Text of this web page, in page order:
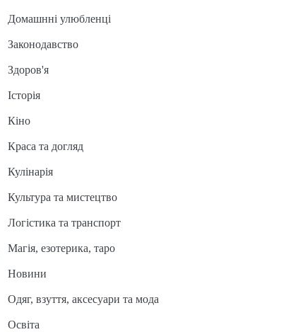
Домашнні улюбленці
Законодавство
Здоров'я
Історія
Кіно
Краса та догляд
Кулінарія
Культура та мистецтво
Логістика та транспорт
Магія, езотерика, таро
Новини
Одяг, взуття, аксесуари та мода
Освіта